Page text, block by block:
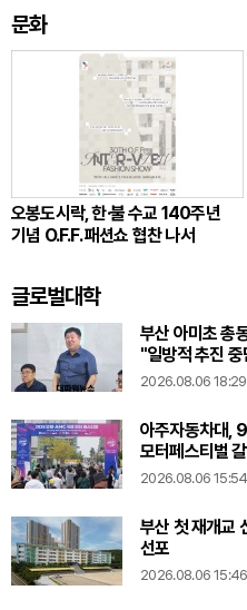
문화
오봉도시락, 한·불 수교 140주년
기념 O.F.F. 패션쇼 협찬 나서
글로벌대학
부산 아미초 총
"일방적 추진
2026.08.06 18:29
아주자동차대,
모터페스티벌 갈
2026.08.06 15:54
부산 첫 재개교
선포
2026.08.06 15:46